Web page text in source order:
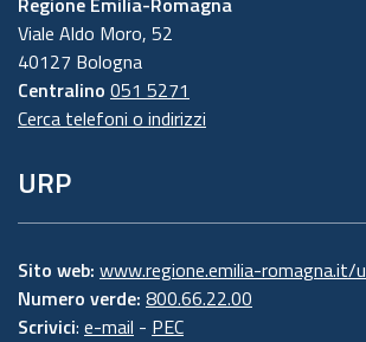
Viale Aldo Moro, 52
40127 Bologna
Centralino 051 5271
Cerca telefoni o indirizzi
URP
Sito web: www.regione.emilia-romagna.it/
Numero verde: 800.66.22.00
Scrivici: e-mail - PEC